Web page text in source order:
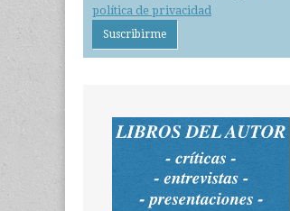
política de privacidad